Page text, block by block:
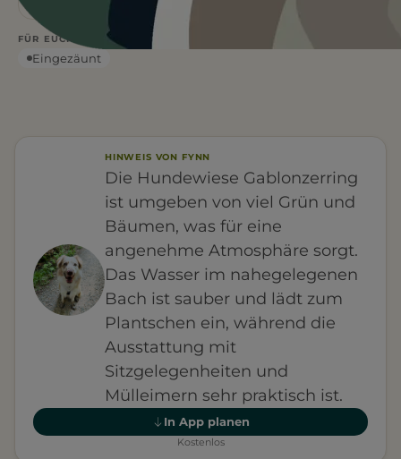
FÜR EUCH RELEVANT
Eintritt frei
Eingezäunt
HINWEIS VON FYNN
Die Hundewiese Gablonzerring
ist umgeben von viel Grün und
Bäumen, was für eine
angenehme Atmosphäre sorgt.
Das Wasser im nahegelegenen
Bach ist sauber und lädt zum
Plantschen ein, während die
Ausstattung mit
Sitzgelegenheiten und
Mülleimern sehr praktisch ist.
In App planen
Kostenlos